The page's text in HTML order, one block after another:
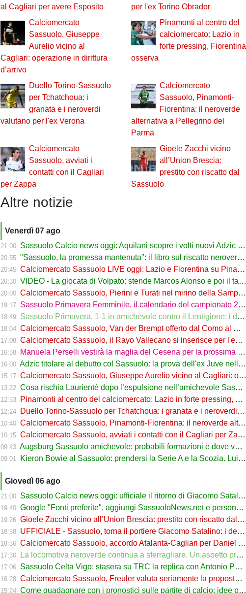
al Cagliari per avere Esposito
per l'ex Torino Obrador
Calciomercato
Sassuolo, Giuseppe
Aurelio vicino al
Cagliari: operazione in dirittura
d’arrivo
Pinamonti al centro del
calciomercato: Lazio in
forte pressing, Fiorentina
osserva
Duello Torino-Sassuolo
per Tchatchoua: i
granata e i neroverdi
valutano per l'ex Verona
Calciomercato
Sassuolo, Pinamonti-
Fiorentina: il neroverde
alternativa a Pellegrino del
Parma
Calciomercato
Sassuolo, avviati i
contatti con il Cagliari
per Zappa
Gioele Zacchi vicino
all’Union Brescia:
prestito con riscatto dal
Sassuolo
Altre notizie
Venerdì 07 ago
21:00 Sassuolo Calcio news oggi: Aquilani scopre i volti nuovi Adzic e Bowie
20:55 "Sassuolo, la promessa mantenuta": il libro sul riscatto neroverde su Amazon e in libreria
20:45 Calciomercato Sassuolo LIVE oggi: Lazio e Fiorentina su Pinamonti, rispunta Zappa
20:30 VIDEO - La giocata di Volpato: stende Marcos Alonso e poi il tacco per il gol di Bakola
20:00 Calciomercato Sassuolo, Pierini e Turati nel mirino della Sampdoria
19:17 Sassuolo Primavera Femminile, il calendario del campionato 26/27: si parte a Parma
18:49 Sassuolo Primavera, 1-1 in amichevole contro il Lentigione: i dettagli
18:04 Calciomercato Sassuolo, Van der Brempt offerto dal Como al Cagliari per avere Esposito
17:08 Calciomercato Sassuolo, il Rayo Vallecano si inserisce per l'ex Torino Obrador
16:38 Manuela Perselli vestirà la maglia del Cesena per la prossima stagione
16:00 Adzic titolare al debutto col Sassuolo: la prova dell'ex Juve nell'1-4 col Celta
15:17 Calciomercato Sassuolo, Giuseppe Aurelio vicino al Cagliari: operazione in dirittura d’arrivo
13:22 Cosa rischia Laurienté dopo l’espulsione nell’amichevole Sassuolo-Celta Vigo
12:53 Pinamonti al centro del calciomercato: Lazio in forte pressing, Fiorentina osserva
12:24 Duello Torino-Sassuolo per Tchatchoua: i granata e i neroverdi valutano per l'ex Verona
10:40 Calciomercato Sassuolo, Pinamonti-Fiorentina: il neroverde alternativa a Pellegrino del Parma
10:15 Calciomercato Sassuolo, avviati i contatti con il Cagliari per Zappa
09:43 Augsburg Sassuolo amichevole: probabili formazioni e dove vederla in tv e streaming
09:01 Kieron Bowie al Sassuolo: prendersi la Serie A e la Scozia. Lui o Pinamonti: chi sarà titolare
Giovedì 06 ago
21:00 Sassuolo Calcio news oggi: ufficiale il ritorno di Giacomo Satalino a un mese dall'addio
19:40 Google "Fonti preferite", aggiungi SassuoloNews.net e personalizza le tue notizie
19:26 Gioele Zacchi vicino all’Union Brescia: prestito con riscatto dal Sassuolo
18:58 UFFICIALE - Sassuolo, torna il portiere Giacomo Satalino: i dettagli
18:36 Calciomercato Sassuolo, accordo Atalanta-Cagliari per Daniel Maldini: i dettagli
17:30 La locomotiva neroverde continua a sferragliare. Un aspetto preoccupa Aquilani dopo il Celta
17:06 Sassuolo Celta Vigo: stasera su TRC la replica con Antonio Parrotto seconda voce nel 2° tempo
16:28 Calciomercato Sassuolo, Freuler valuta seriamente la proposta neroverde
15:24 Come guadagnare con i pronostici sulle partite di calcio: idee per gli appassionati di sport